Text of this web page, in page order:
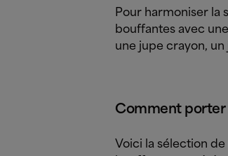
Pour harmoniser la
bouffantes avec
une jupe crayon, un
Comment porter
Voici la sélection